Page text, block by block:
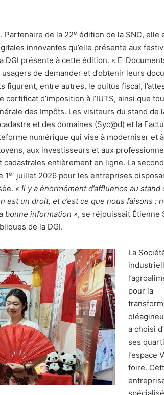
Partenaire de la 22e édition de la SNC, elle
innovantes qu’elle présente aux
DGI présente à cette édition. « E-
de demander et d’obtenir leurs
figurent, entre autres, le quitus fiscal,
d’imposition à l’IUTS, ainsi que
des Impôts. Les visiteurs du stand de
et des domaines (Syc@d) et la
numérique qui vise à moderniser et
aux investisseurs et aux
entièrement en ligne. La
1er juillet 2026 pour les entreprises
« Il y a énormément d’affluence au stand
est un droit, et c’est ce que nous faisons :
bonne information », se réjouissait Étienne
de la DGI.
La
pour la
a choisi
ses
l’espace
foire.